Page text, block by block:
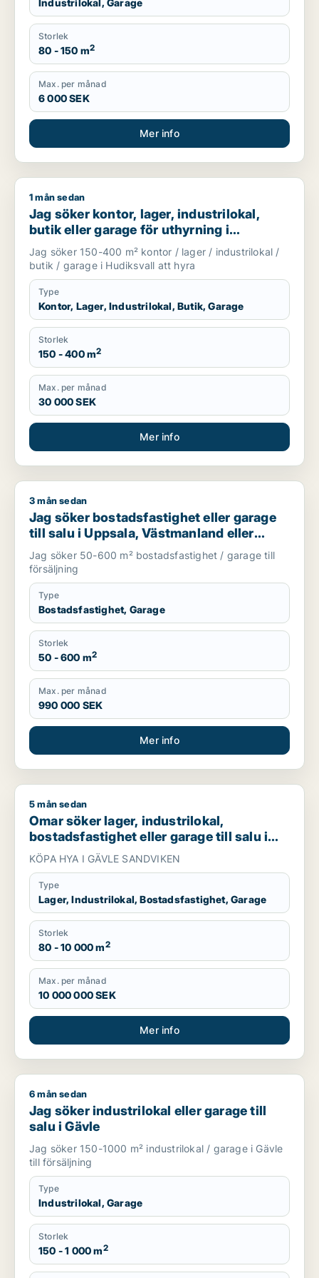
Industrilokal, Garage
Storlek
80 - 150 m2
Max. per månad
6 000 SEK
Mer info
Jag söker kontor, lager, industrilokal, butik eller garage för
1 mån sedan
Jag söker kontor, lager, industrilokal,
butik eller garage för uthyrning i
Hudiksvall
Jag söker 150-400 m² kontor / lager / industrilokal /
butik / garage i Hudiksvall att hyra
Type
Kontor, Lager, Industrilokal, Butik, Garage
Storlek
150 - 400 m2
Max. per månad
30 000 SEK
Mer info
Jag söker bostadsfastighet eller garage till salu i Uppsala,
3 mån sedan
Jag söker bostadsfastighet eller garage
till salu i Uppsala, Västmanland eller
Gävleborg
Jag söker 50-600 m² bostadsfastighet / garage till
försäljning
Type
Bostadsfastighet, Garage
Storlek
50 - 600 m2
Max. per månad
990 000 SEK
Mer info
Omar söker lager, industrilokal, bostadsfastighet eller
5 mån sedan
Omar söker lager, industrilokal,
bostadsfastighet eller garage till salu i
Gävle eller Sandviken
KÖPA HYA I GÄVLE SANDVIKEN
Type
Lager, Industrilokal, Bostadsfastighet, Garage
Storlek
80 - 10 000 m2
Max. per månad
10 000 000 SEK
Mer info
Jag söker industrilokal eller garage till salu i Gävle
6 mån sedan
Jag söker industrilokal eller garage till
salu i Gävle
Jag söker 150-1000 m² industrilokal / garage i Gävle
till försäljning
Type
Industrilokal, Garage
Storlek
150 - 1 000 m2